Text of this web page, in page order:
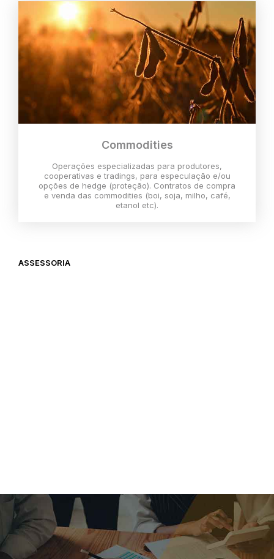
Commodities
Operações especializadas para produtores,
cooperativas e tradings, para especulação e/ou
opções de hedge (proteção). Contratos de compra
e venda das commodities (boi, soja, milho, café,
etanol etc).
ASSESSORIA